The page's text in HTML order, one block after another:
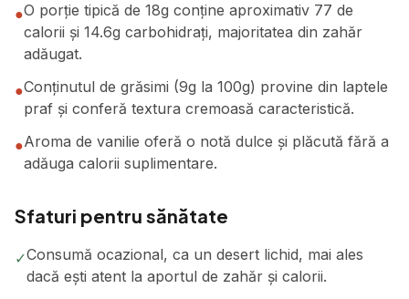
●O porție tipică de 18g conține aproximativ 77 de
calorii și 14.6g carbohidrați, majoritatea din zahăr
adăugat.
●Conținutul de grăsimi (9g la 100g) provine din laptele
praf și conferă textura cremoasă caracteristică.
●Aroma de vanilie oferă o notă dulce și plăcută fără a
adăuga calorii suplimentare.
Sfaturi pentru sănătate
✓Consumă ocazional, ca un desert lichid, mai ales
dacă ești atent la aportul de zahăr și calorii.